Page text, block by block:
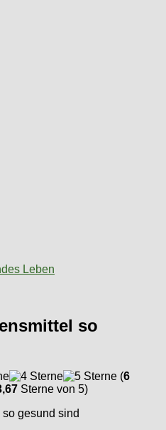
Leben
so
(6
Sterne von 5)